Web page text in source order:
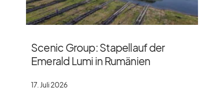
Scenic Group: Stapellauf der
Emerald Lumi in Rumänien
17. Juli 2026